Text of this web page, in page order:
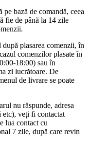
pe bază de comandă, ceea
fie de până la 14 zile
plasarea comenzii, în
comenzilor plasate în
18:00) sau în
zi lucrătoare. De
de livrare se poate
nu răspunde, adresa
etc), veți fi contactat
lua contact cu
7 zile, după care revin